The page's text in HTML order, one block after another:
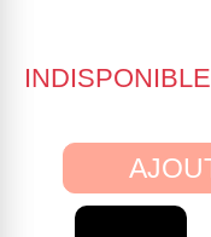
INDISPONIBLE